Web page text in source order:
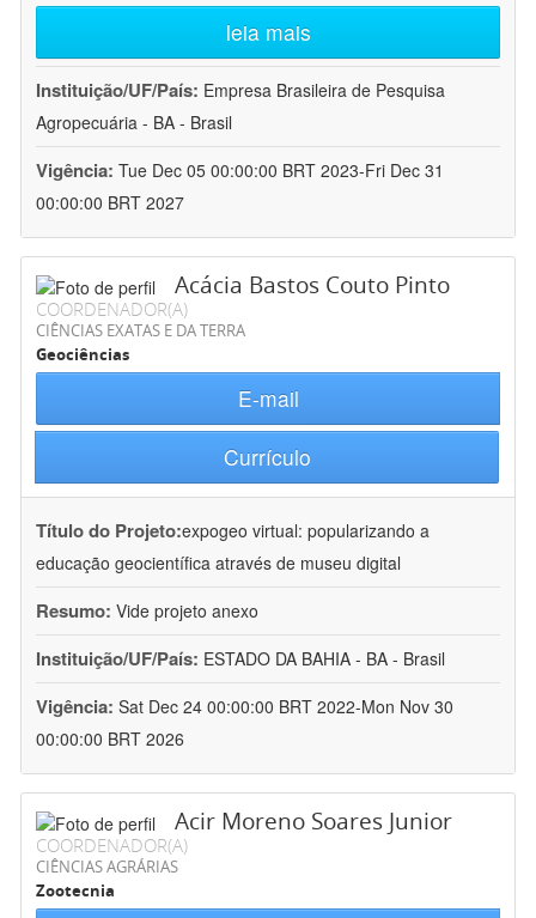
leia mais
Instituição/UF/País: Empresa Brasileira de Pesquisa
Agropecuária - BA - Brasil
Vigência: Tue Dec 05 00:00:00 BRT 2023-Fri Dec 31
00:00:00 BRT 2027
Acácia Bastos Couto Pinto
COORDENADOR(A)
CIÊNCIAS EXATAS E DA TERRA
Geociências
E-mail
Currículo
Título do Projeto:expogeo virtual: popularizando a
educação geocientífica através de museu digital
Resumo: Vide projeto anexo
Instituição/UF/País: ESTADO DA BAHIA - BA - Brasil
Vigência: Sat Dec 24 00:00:00 BRT 2022-Mon Nov 30
00:00:00 BRT 2026
Acir Moreno Soares Junior
COORDENADOR(A)
CIÊNCIAS AGRÁRIAS
Zootecnia